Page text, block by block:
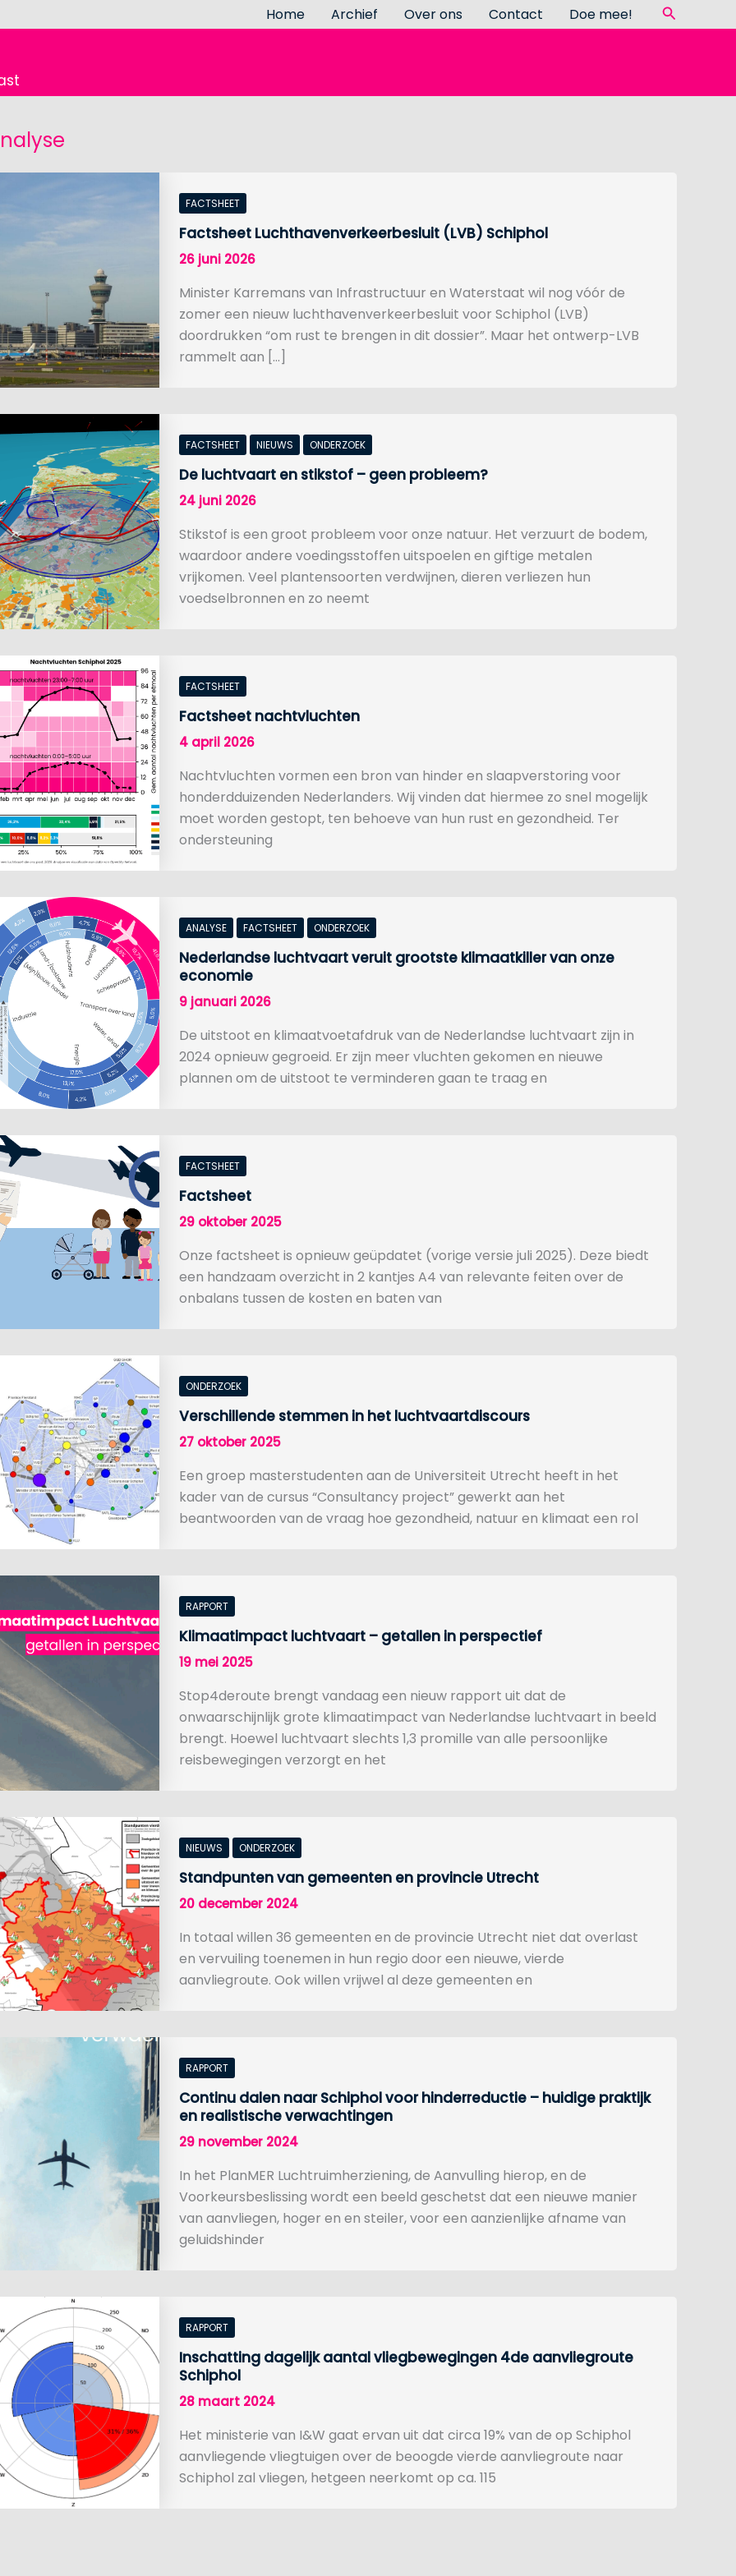
Home Archief Over ons Contact Doe mee! Zoeken
FACTSHEET
Factsheet Luchthavenverkeerbesluit (LVB) Schiphol
26 juni 2026
Minister Karremans van Infrastructuur en Waterstaat wil nog vóór de
zomer een nieuw luchthavenverkeerbesluit voor Schiphol (LVB)
doordrukken “om rust te brengen in dit dossier”. Maar het ontwerp-LVB
rammelt aan […]
FACTSHEET NIEUWS ONDERZOEK
De luchtvaart en stikstof – geen probleem?
24 juni 2026
Stikstof is een groot probleem voor onze natuur. Het verzuurt de bodem,
waardoor andere voedingsstoffen uitspoelen en giftige metalen
vrijkomen. Veel plantensoorten verdwijnen, dieren verliezen hun
voedselbronnen en zo neemt
FACTSHEET
Factsheet nachtvluchten
4 april 2026
Nachtvluchten vormen een bron van hinder en slaapverstoring voor
honderdduizenden Nederlanders. Wij vinden dat hiermee zo snel mogelijk
moet worden gestopt, ten behoeve van hun rust en gezondheid. Ter
ondersteuning
ANALYSE FACTSHEET ONDERZOEK
Nederlandse luchtvaart veruit grootste klimaatkiller van onze
economie
9 januari 2026
De uitstoot en klimaatvoetafdruk van de Nederlandse luchtvaart zijn in
2024 opnieuw gegroeid. Er zijn meer vluchten gekomen en nieuwe
plannen om de uitstoot te verminderen gaan te traag en
FACTSHEET
Factsheet
29 oktober 2025
Onze factsheet is opnieuw geüpdatet (vorige versie juli 2025). Deze biedt
een handzaam overzicht in 2 kantjes A4 van relevante feiten over de
onbalans tussen de kosten en baten van
ONDERZOEK
Verschillende stemmen in het luchtvaartdiscours
27 oktober 2025
Een groep masterstudenten aan de Universiteit Utrecht heeft in het
kader van de cursus “Consultancy project” gewerkt aan het
beantwoorden van de vraag hoe gezondheid, natuur en klimaat een rol
RAPPORT
Klimaatimpact luchtvaart – getallen in perspectief
19 mei 2025
Stop4deroute brengt vandaag een nieuw rapport uit dat de
onwaarschijnlijk grote klimaatimpact van Nederlandse luchtvaart in beeld
brengt. Hoewel luchtvaart slechts 1,3 promille van alle persoonlijke
reisbewegingen verzorgt en het
NIEUWS ONDERZOEK
Standpunten van gemeenten en provincie Utrecht
20 december 2024
In totaal willen 36 gemeenten en de provincie Utrecht niet dat overlast
en vervuiling toenemen in hun regio door een nieuwe, vierde
aanvliegroute. Ook willen vrijwel al deze gemeenten en
RAPPORT
Continu dalen naar Schiphol voor hinderreductie – huidige praktijk
en realistische verwachtingen
29 november 2024
In het PlanMER Luchtruimherziening, de Aanvulling hierop, en de
Voorkeursbeslissing wordt een beeld geschetst dat een nieuwe manier
van aanvliegen, hoger en en steiler, voor een aanzienlijke afname van
geluidshinder
RAPPORT
Inschatting dagelijk aantal vliegbewegingen 4de aanvliegroute
Schiphol
28 maart 2024
Het ministerie van I&W gaat ervan uit dat circa 19% van de op Schiphol
aanvliegende vliegtuigen over de beoogde vierde aanvliegroute naar
Schiphol zal vliegen, hetgeen neerkomt op ca. 115